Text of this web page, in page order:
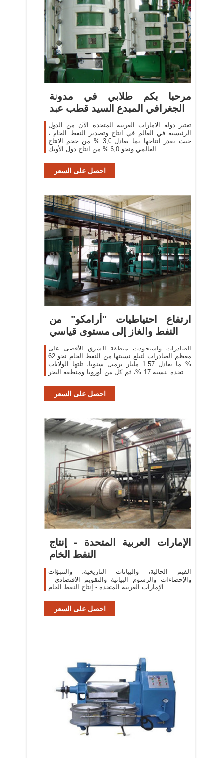
مرحبا بكم طلابي في مدونة
الجغرافي المبدع السيد قطب عبد
تعتبر دولة الامارات العربية المتحدة الآن من الدول
الرئيسية في العالم في انتاج وتصدير النفط الخام ،
حيث يقدر انتاجها بما يعادل 3,0 % من حجم الانتاج
العالمي ونحو 6,0 % من انتاج دول الأوبك .
احصل على السعر
ارتفاع احتياطيات "أرامكو" من
النفط والغاز إلى مستوى قياسي
الصادرات واستحوذت منطقة الشرق الأقصى على
معظم الصادرات لتبلغ نسبتها من النفط الخام نحو 62
% ما يعادل 1.57 مليار برميل سنويا، تلتها الولايات
المتحدة بنسبة 17 %، ثم كل من أوروبا ومنطقة البحر
احصل على السعر
الإمارات العربية المتحدة - إنتاج
النفط الخام
القيم الحالية، والبيانات التاريخية، والتنبؤات
والإحصاءات والرسوم البيانية والتقويم الاقتصادي -
الإمارات العربية المتحدة - إنتاج النفط الخام.
احصل على السعر